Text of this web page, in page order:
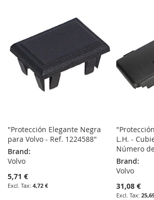
LIST
COMPARE
"Protección Elegante Negra
para Volvo - Ref. 1224588"
Brand:
Volvo
5,71 €
4,72 €
L.H. -
Número
Brand:
Volvo
31,08 €